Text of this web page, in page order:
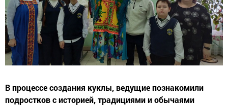
В процессе создания куклы, ведущие познакомили
подростков с историей, традициями и обычаями